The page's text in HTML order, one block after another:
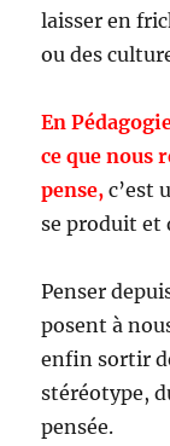
laisser en
ou des
En
ce que nous
pense, c’est
se produit et
Penser
posent à
enfin sortir
stéréotype,
pensée.